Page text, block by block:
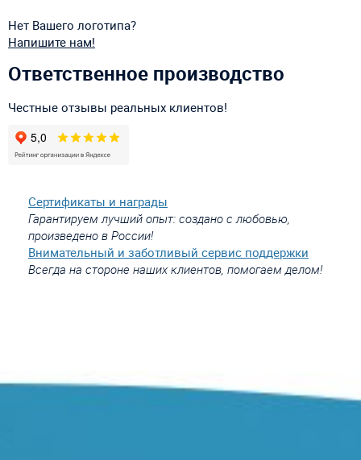
Нет Вашего логотипа?
Напишите нам!
Ответственное производство
Честные отзывы реальных клиентов!
Сертификаты и награды
Гарантируем лучший опыт: создано с любовью,
произведено в России!
Внимательный и заботливый сервис поддержки
Всегда на стороне наших клиентов, помогаем делом!